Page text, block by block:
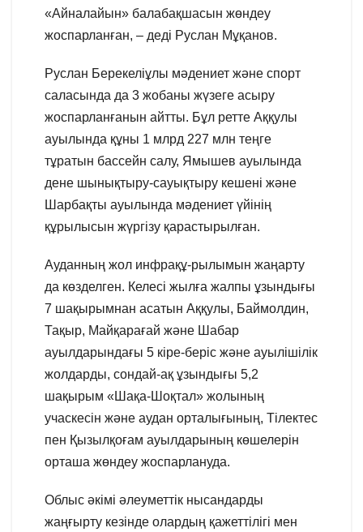
«Айналайын» балабақшасын жөндеу
жоспарланған, – деді Руслан Мұқанов.
Руслан Берекеліұлы мәдениет және спорт
саласында да 3 жобаны жүзеге асыру
жоспарланғанын айтты. Бұл ретте Аққулы
ауылында құны 1 млрд 227 млн теңге
тұратын бассейн салу, Ямышев ауылында
дене шынықтыру-сауықтыру кешені және
Шарбақты ауылында мәдениет үйінің
құрылысын жүргізу қарастырылған.
Ауданның жол инфрақұ-рылымын жаңарту
да көзделген. Келесі жылға жалпы ұзындығы
7 шақырымнан асатын Аққулы, Баймолдин,
Тақыр, Майқарағай және Шабар
ауылдарындағы 5 кіре-беріс және ауылішілік
жолдарды, сондай-ақ ұзындығы 5,2
шақырым «Шақа-Шоқтал» жолының
учаскесін және аудан орталығының, Тілектес
пен Қызылқоғам ауылдарының көшелерін
орташа жөндеу жоспарлануда.
Облыс әкімі әлеуметтік нысандарды
жаңғырту кезінде олардың қажеттілігі мен